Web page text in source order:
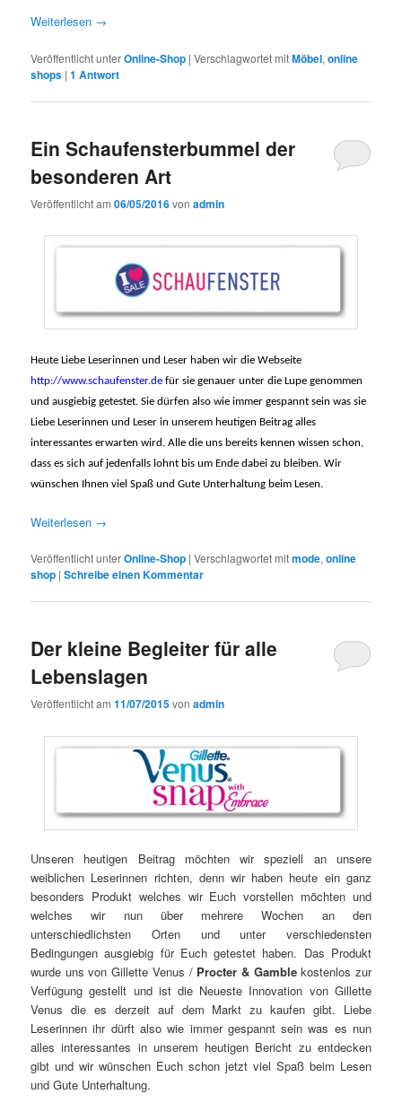
Weiterlesen →
Veröffentlicht unterOnline-Shop |Verschlagwortet mitMöbel,online
shops |1 Antwort
Ein Schaufensterbummel der
besonderen Art
Veröffentlicht am06/05/2016vonadmin
Heute Liebe Leserinnen und Leser haben wir die Webseite
http://www.schaufenster.de für sie genauer unter die Lupe genommen
und ausgiebig getestet. Sie dürfen also wie immer gespannt sein was sie
Liebe Leserinnen und Leser in unserem heutigen Beitrag alles
interessantes erwarten wird. Alle die uns bereits kennen wissen schon,
dass es sich auf jedenfalls lohnt bis um Ende dabei zu bleiben. Wir
wünschen Ihnen viel Spaß und Gute Unterhaltung beim Lesen.
Weiterlesen →
Veröffentlicht unterOnline-Shop |Verschlagwortet mitmode,online
shop |Schreibe einen Kommentar
Der kleine Begleiter für alle
Lebenslagen
Veröffentlicht am11/07/2015vonadmin
Unseren heutigen Beitrag möchten wir speziell an unsere
weiblichen Leserinnen richten, denn wir haben heute ein ganz
besonders Produkt welches wir Euch vorstellen möchten und
welches wir nun über mehrere Wochen an den
unterschiedlichsten Orten und unter verschiedensten
Bedingungen ausgiebig für Euch getestet haben. Das Produkt
wurde uns von Gillette Venus / Procter & Gamblekostenlos zur
Verfügung gestellt und ist die Neueste Innovation von Gillette
Venus die es derzeit auf dem Markt zu kaufen gibt. Liebe
Leserinnen ihr dürft also wie immer gespannt sein was es nun
alles interessantes in unserem heutigen Bericht zu entdecken
gibt und wir wünschen Euch schon jetzt viel Spaß beim Lesen
und Gute Unterhaltung.